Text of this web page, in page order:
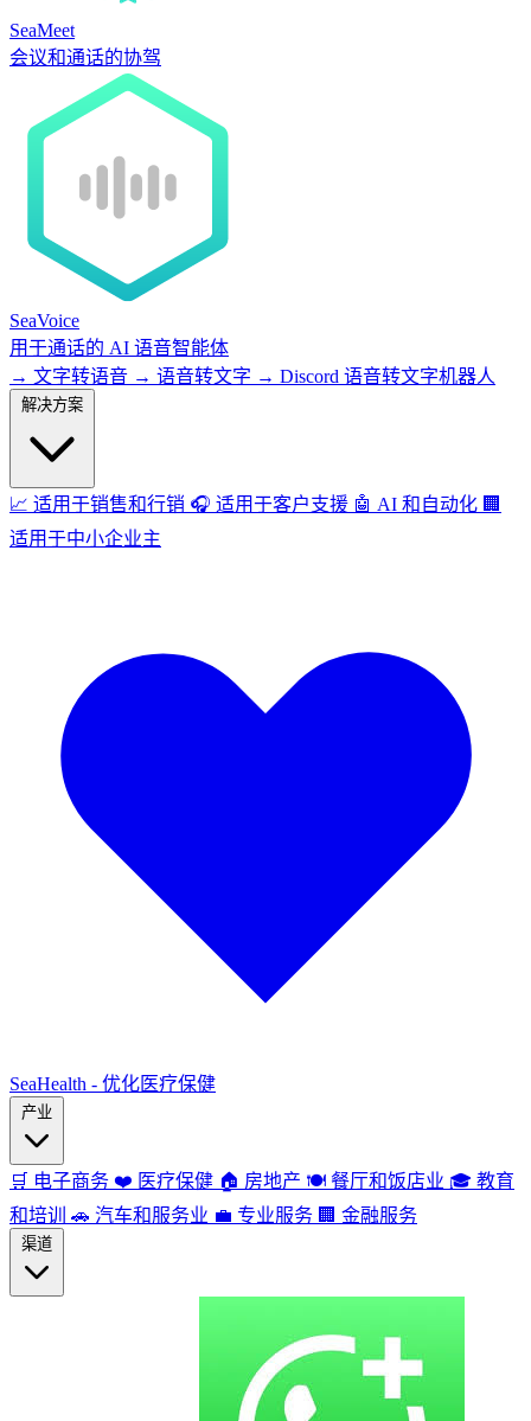
SeaMeet
会议和通话的协驾
SeaVoice
用于通话的 AI 语音智能体
→ 文字转语音 → 语音转文字 → Discord 语音转文字机器人
📈 适用于销售和行销 🎧 适用于客户支援 🤖 AI 和自动化 🏢
适用于中小企业主
SeaHealth - 优化医疗保健
🛒 电子商务 ❤️ 医疗保健 🏠 房地产 🍽️ 餐厅和饭店业 🎓 教育
和培训 🚗 汽车和服务业 💼 专业服务 🏢 金融服务